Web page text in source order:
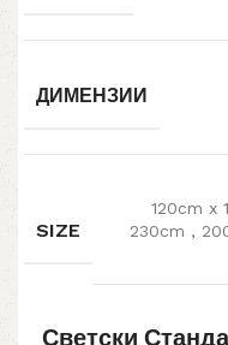
ДИМЕНЗИИ
SIZE
120cm x
230cm ,
Светски